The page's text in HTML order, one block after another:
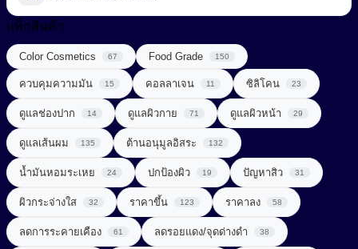
พอลิเมอร์ (Polymer)
สารก่อเจล (Gelling Agent)
สารกันเสีย (Preservative)
สารกันแดด (Sunscreen)
Chemical Sunscreen
Physical Sunscreen
Sunscreening Agents
สารกำจัดขน (Depilatory Agent)
สารขัดถู (Abrasive Agent)
สารฆ่าเชื้อ (Disinfectant)
ลดการอักเสบ (Anti Inflammatory)
วิตามินซีจากธรรมชาติ (Natural Vitamin C)
วิตามินและแร่ธาตุ (Vitamins & Minerals)
สารควบคุมความเป็นกรด-ด่าง (Buffering Agent)
สารต้านอนุมูลอิสระ (Anti-oxidant)
สารทำให้เกิดเจล (Gelling Agent)
แท็กสินค้า
Color Cosmetics 67 Food Grade 150
ควบคุมความมัน 15 คอลลาเจน 11 ซิลิโคน 23
ดูแลช่องปาก 14 ดูแลผิวกาย 71 ดูแลผิวหน้า 29
ดูแลเส้นผม 135 ต้านอนุมูลอิสระ 132
น้ำมันหอมระเหย 24 ปกป้องผิว 19 ปัญหาสิว 31
ผิวกระจ่างใส 32 ราคาขึ้น 123 ราคาลง 58
ลดการระคายเคือง 61 ลดรอยแดง/จุดด่างดำ 38